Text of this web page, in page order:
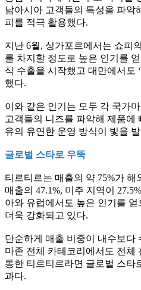
남아시아 고객들의 특성을 파악
피를 적극 활용했다.
지난 6월, 싱가포르에서는 쇼피
를 차지할 정도로 높은 인기를
식 수출을 시작했고 대만에서도
했다.
이와 같은 인기는 모두 각 국가
고객들의 니즈를 파악해 제품에
유의 유연한 운영 방식이 빛을
글로벌 스타로 우뚝
티르티르는 매출의 약 75%가 해
매출의 47.1%, 미주 지역이
아와 유럽에서도 높은 인기를
더욱 강화되고 있다.
단순하게 매출 비중이 내수보다
마존 전체 카테코리에서도 전체
통한 티르티르라면 글로벌 스타
과다.